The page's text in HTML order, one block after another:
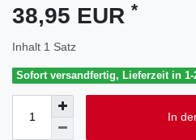
38,95 EUR *
Inhalt 1 Satz
Sofort versandfertig, Lieferzeit in 1-
In